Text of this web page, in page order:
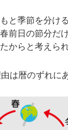
と季節を分け
前日の節分だ
からと考えら
は暦のずれに